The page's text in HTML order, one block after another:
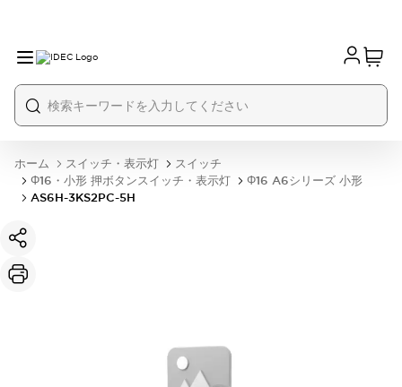
ホーム スイッチ・表示灯
スイッチ
Φ16・小形 押ボタンスイッチ・表示灯
Φ16 A6シリーズ 小形
AS6H-3KS2PC-5H